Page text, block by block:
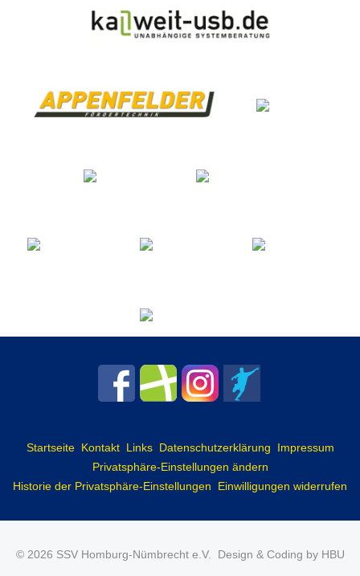
Startseite Kontakt Links Datenschutzerklärung
Impressum
Privatsphäre-Einstellungen ändern
Historie der Privatsphäre-Einstellungen
Einwilligungen widerrufen
© 2026 SSV Homburg-Nümbrecht e.V. Design & Coding by HBU